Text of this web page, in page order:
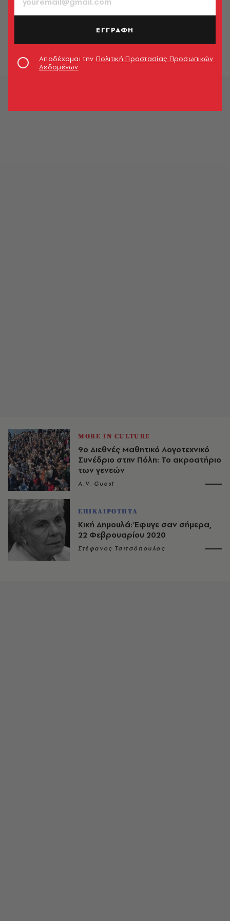
ΒΙΒΛΙΟ
Σεπτέμβριος: Ένας μήνας
αφιερωμένος στη λογοτεχνία
Γιώργος Δήμος
MORE IN CULTURE
9ο Διεθνές Μαθητικό Λογοτεχνικό
Συνέδριο στην Πόλη: Το ακροατήριο
των γενεών
A.V. Guest
ΕΠΙΚΑΙΡΟΤΗΤΑ
Κική Δημουλά: Έφυγε σαν σήμερα,
22 Φεβρουαρίου 2020
Στέφανος Τσιτσόπουλος
ΕΓΓΡΑΦΗ
Αποδέχομαι την Πολιτική Προστασίας Προσωπικών
Δεδομένων